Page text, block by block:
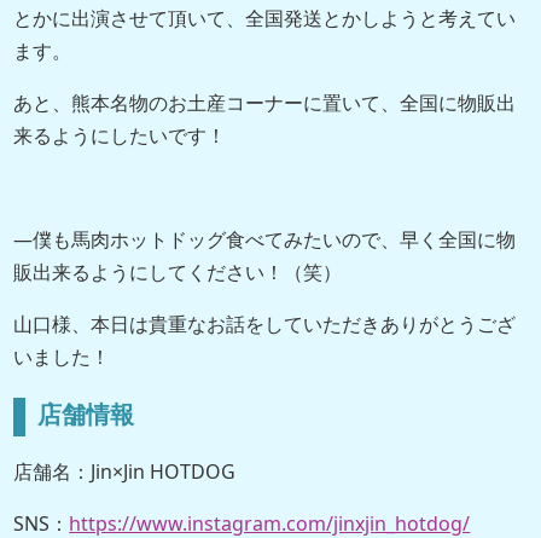
とかに出演させて頂いて、全国発送とかしようと考えてい
ます。
あと、熊本名物のお土産コーナーに置いて、全国に物販出
来るようにしたいです！
―僕も馬肉ホットドッグ食べてみたいので、早く全国に物
販出来るようにしてください！（笑）
山口様、本日は貴重なお話をしていただきありがとうござ
いました！
店舗情報
店舗名：Jin×Jin HOTDOG
SNS： https://www.instagram.com/jinxjin_hotdog/